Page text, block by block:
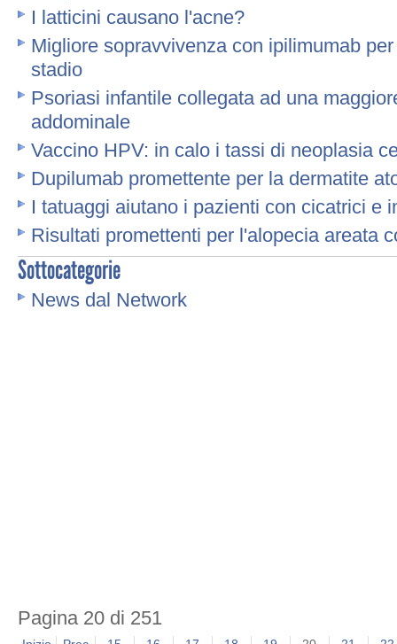
I latticini causano l'acne?
Migliore sopravvivenza con ipilimumab
stadio
Psoriasi infantile collegata ad una
addominale
Vaccino HPV: in calo i tassi di neoplasia
Dupilumab promettente per la dermatite
I tatuaggi aiutano i pazienti con cicatrici e
Risultati promettenti per l'alopecia areata
Sottocategorie
News dal Network
Pagina 20 di 251